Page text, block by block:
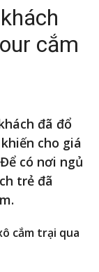
cắm
đã đổ
cho giá
có nơi ngủ
trẻ đã
cắm trại qua